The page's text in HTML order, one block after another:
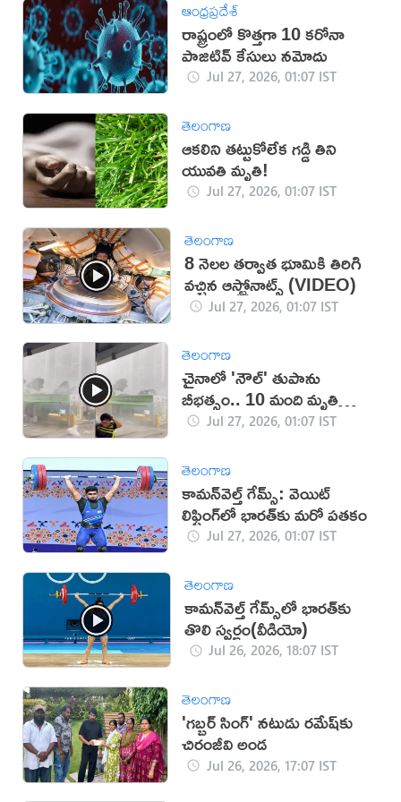
ఆంధ్రప్రదేశ్
రాష్ట్రంలో కొత్తగా 10 కరోనా
పాజిటివ్ కేసులు నమోదు
Jul 27, 2026, 01:07 IST
తెలంగాణ
ఆకలిని తట్టుకోలేక గడ్డి తిని
యువతి మృతి!
Jul 27, 2026, 01:07 IST
తెలంగాణ
8 నెలల తర్వాత భూమికి తిరిగి
వచ్చిన ఆస్ట్రోనాట్స్ (VIDEO)
Jul 27, 2026, 01:07 IST
తెలంగాణ
చైనాలో 'నౌల్‌' తుపాను
బీభత్సం.. 10 మంది మృతి
(VIDEO)
Jul 27, 2026, 01:07 IST
తెలంగాణ
కామన్‌వెల్త్ గేమ్స్‌: వెయిట్
లిఫ్టింగ్‌లో భారత్‌కు మరో పతకం
Jul 27, 2026, 01:07 IST
తెలంగాణ
కామన్‌వెల్త్ గేమ్స్‌లో భారత్‌కు
తొలి స్వర్ణం(వీడియో)
Jul 26, 2026, 18:07 IST
తెలంగాణ
'గబ్బర్ సింగ్' నటుడు రమేష్‌కు
చిరంజీవి అండ
Jul 26, 2026, 17:07 IST